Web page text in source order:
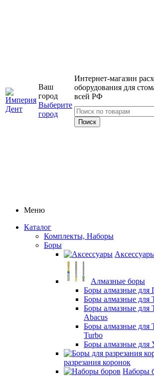
Ваш
город
Выберите
город
Интернет-магазин
оборудования для
всей РФ
Меню
Каталог
Комплекты, Наборы
Боры
Алмазные боры
Боры алмазные
Боры алмазные
Боры алмазные
Abacus
Боры алмазные
Turbo
Боры алмазные
разрезания коронок
Наборы